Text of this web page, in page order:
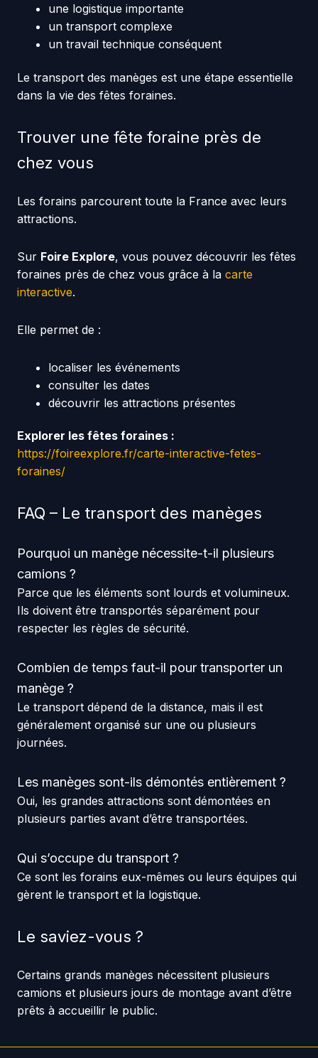
une logistique importante
un transport complexe
un travail technique conséquent
Le transport des manèges est une étape essentielle
dans la vie des fêtes foraines.
Trouver une fête foraine près de
chez vous
Les forains parcourent toute la France avec leurs
attractions.
Sur Foire Explore, vous pouvez découvrir les fêtes
foraines près de chez vous grâce à la carte
interactive.
Elle permet de :
localiser les événements
consulter les dates
découvrir les attractions présentes
Explorer les fêtes foraines :
https://foireexplore.fr/carte-interactive-fetes-
foraines/
FAQ – Le transport des manèges
Pourquoi un manège nécessite-t-il plusieurs
camions ?
Parce que les éléments sont lourds et volumineux.
Ils doivent être transportés séparément pour
respecter les règles de sécurité.
Combien de temps faut-il pour transporter un
manège ?
Le transport dépend de la distance, mais il est
généralement organisé sur une ou plusieurs
journées.
Les manèges sont-ils démontés entièrement ?
Oui, les grandes attractions sont démontées en
plusieurs parties avant d’être transportées.
Qui s’occupe du transport ?
Ce sont les forains eux-mêmes ou leurs équipes qui
gèrent le transport et la logistique.
Le saviez-vous ?
Certains grands manèges nécessitent plusieurs
camions et plusieurs jours de montage avant d’être
prêts à accueillir le public.